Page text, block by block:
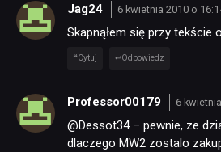
Jag24 6 kwietnia 2010 o
Skapnąłem się przy tekście
Cytuj Odpowiedz
Professor00179 6
@Dessot34 – pewnie, ze
dlaczego MW2 zostalo